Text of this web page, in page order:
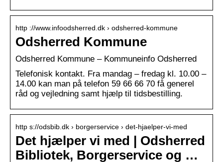
http ://www.infoodsherred.dk › odsherred-kommune
Odsherred Kommune
Odsherred Kommune – Kommuneinfo Odsherred
Telefonisk kontakt. Fra mandag – fredag kl. 10.00 –
14.00 kan man på telefon 59 66 66 70 få generel
råd og vejledning samt hjælp til tidsbestilling.
http s://odsbib.dk › borgerservice › det-hjaelper-vi-med
Det hjælper vi med | Odsherred
Bibliotek, Borgerservice og …